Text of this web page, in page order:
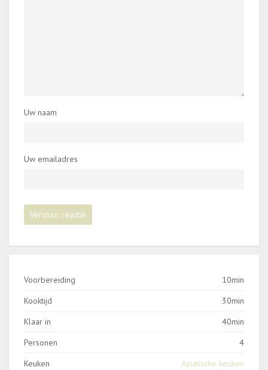
Uw naam
Uw emailadres
Voorbereiding
10min
Kooktijd
30min
Klaar in
40min
Personen
4
Keuken
Aziatische keuken